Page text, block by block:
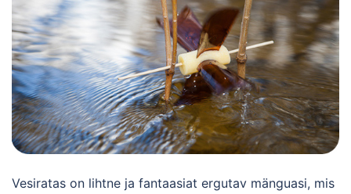
Vesiratas on lihtne ja fantaasiat ergutav mänguasi, mis